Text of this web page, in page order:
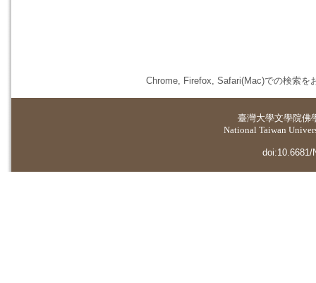
Chrome, Firefox, Safari(Mac)での検索を
臺灣大學文學院佛
National Taiwan
doi:10.6681/